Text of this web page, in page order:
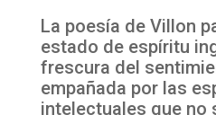
La poesía de Villon
estado de espíritu
frescura del
empañada por las
intelectuales que no